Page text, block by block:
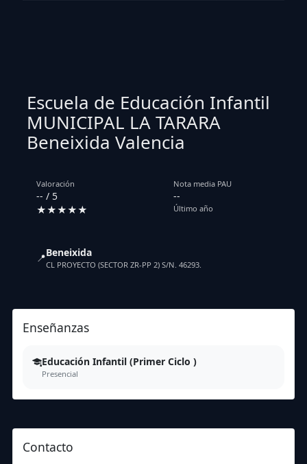
Escuela de Educación Infantil
MUNICIPAL LA TARARA
Beneixida Valencia
Valoración
-- / 5
★★★★★
Nota media PAU
--
Último año
📍Beneixida
CL PROYECTO (SECTOR ZR-PP 2) S/N. 46293.
Enseñanzas
Educación Infantil (Primer Ciclo )
Presencial
Contacto